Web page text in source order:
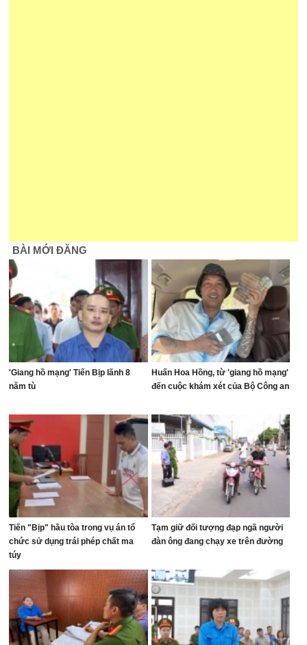
BÀI MỚI ĐĂNG
'Giang hồ mạng' Tiến Bịp lãnh 8
năm tù
Huấn Hoa Hồng, từ 'giang hồ mạng'
đến cuộc khám xét của Bộ Công an
Tiến "Bịp" hầu tòa trong vụ án tổ
chức sử dụng trái phép chất ma
túy
Tạm giữ đối tượng đạp ngã người
đàn ông đang chạy xe trên đường